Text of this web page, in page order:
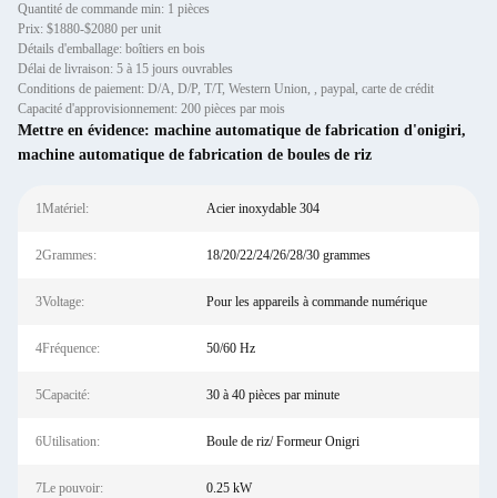
Quantité de commande min: 1 pièces
Prix: $1880-$2080 per unit
Détails d'emballage: boîtiers en bois
Délai de livraison: 5 à 15 jours ouvrables
Conditions de paiement: D/A, D/P, T/T, Western Union, , paypal, carte de crédit
Capacité d'approvisionnement: 200 pièces par mois
Mettre en évidence: machine automatique de fabrication d'onigiri,
machine automatique de fabrication de boules de riz
1Matériel: Acier inoxydable 304
2Grammes: 18/20/22/24/26/28/30 grammes
3Voltage: Pour les appareils à commande numérique
4Fréquence: 50/60 Hz
5Capacité: 30 à 40 pièces par minute
6Utilisation: Boule de riz/ Formeur Onigri
7Le pouvoir: 0.25 kW